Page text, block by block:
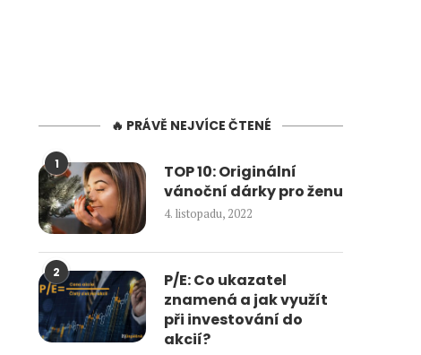
🔥 PRÁVĚ NEJVÍCE ČTENÉ
1
TOP 10: Originální
vánoční dárky pro ženu
4. listopadu, 2022
2
P/E: Co ukazatel
znamená a jak využít
při investování do
akcií?